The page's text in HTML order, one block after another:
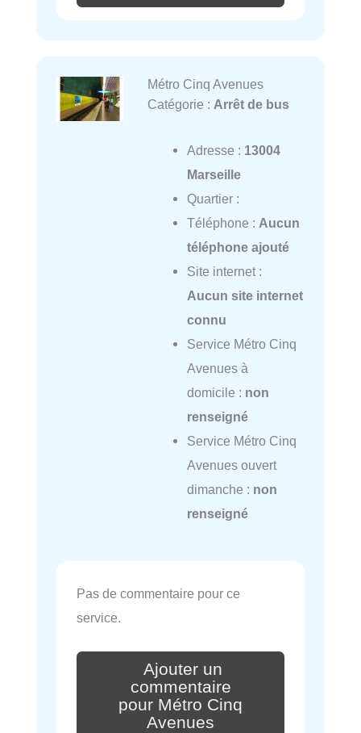
Métro Cinq Avenues
Catégorie : Arrêt de bus
Adresse : 13004
Marseille
Quartier :
Téléphone : Aucun
téléphone ajouté
Site internet :
Aucun site internet
connu
Service Métro Cinq
Avenues à
domicile : non
renseigné
Service Métro Cinq
Avenues ouvert
dimanche : non
renseigné
Pas de commentaire pour ce
service.
Ajouter un
commentaire
pour Métro Cinq
Avenues